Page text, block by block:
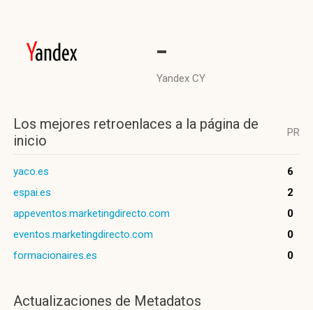
-
Yandex CY
Los mejores retroenlaces a la página de
inicio
PR
yaco.es
6
espai.es
2
appeventos.marketingdirecto.com
0
eventos.marketingdirecto.com
0
formacionaires.es
0
Actualizaciones de Metadatos